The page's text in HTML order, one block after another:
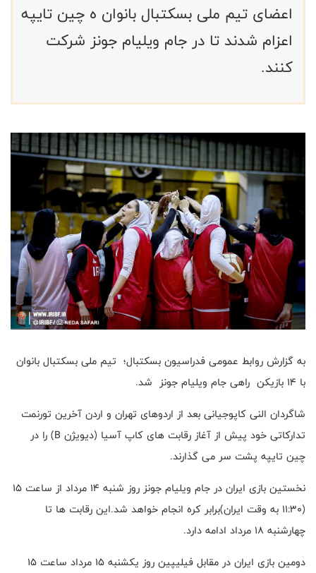
اعضای تیم ملی بسکتبال بانوان ه چین تایپه
اعزام شدند تا در جام ویلیام جونز شرکت
کنند.
به گزارش روابط عمومی فدراسیون بسکتبال؛ تیم ملی بسکتبال بانوان
با ۱۴ بازیکن راهی جام ویلیام جونز شد.
شاگردان النی کاپوجیانی بعد از اردوهای تهران و اردن آخرین تورنمت
تدارکاتی خود پیش از آغاز رقابت های کاپ آسیا (دیویژن B) را در
چین تایپه پشت سر می گذارند.
نخستین بازی ایران در جام ویلیام جونز روز شنبه ۱۴ مرداد از ساعت ۱۵
(۱۱:۳۰ به وقت ایران)برابر کره انجام خواهد شد.این رقابت ها تا
چهارشنبه ۱۸ مرداد ادامه دارد.
دومین بازی ایران در مقابل فیلیپین روز یکشنبه ۱۵ مرداد ساعت ۱۵